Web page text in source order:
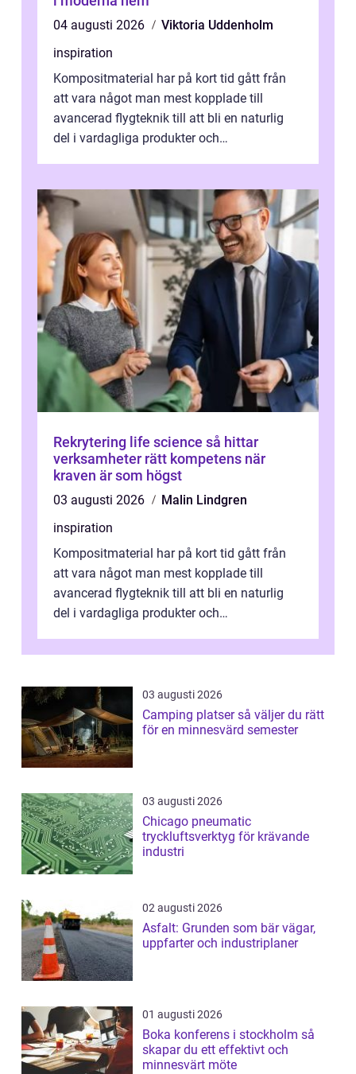
04 augusti 2026
Viktoria Uddenholm
inspiration
Kompositmaterial har på kort tid gått från
att vara något man mest kopplade till
avancerad flygteknik till att bli en naturlig
del i vardagliga produkter och
Rekrytering life science så hittar
verksamheter rätt kompetens när
kraven är som högst
03 augusti 2026
Malin Lindgren
inspiration
Kompositmaterial har på kort tid gått från
att vara något man mest kopplade till
avancerad flygteknik till att bli en naturlig
del i vardagliga produkter och
03 augusti 2026
Camping platser så väljer du rätt
för en minnesvärd semester
03 augusti 2026
Chicago pneumatic
tryckluftsverktyg för krävande
industri
02 augusti 2026
Asfalt: Grunden som bär vägar,
uppfarter och industriplaner
01 augusti 2026
Boka konferens i stockholm så
skapar du ett effektivt och
minnesvärt möte